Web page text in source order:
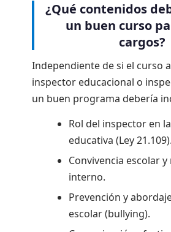
¿Qué contenidos
un buen curso
cargos?
Independiente de si el curso
inspector educacional o
un buen programa debería
Rol del inspector en
educativa (Ley 21.109).
Convivencia escolar
interno.
Prevención y
escolar (bullying).